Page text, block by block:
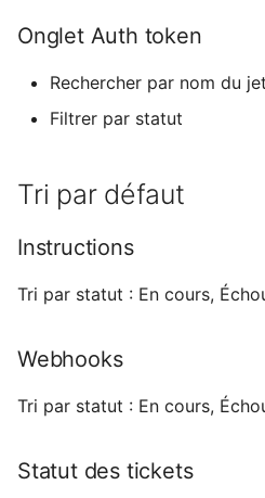
Onglet Auth token
Rechercher par nom du
Filtrer par statut
Tri par défaut
Instructions
Tri par statut : En cours,
Webhooks
Tri par statut : En cours,
Statut des tickets